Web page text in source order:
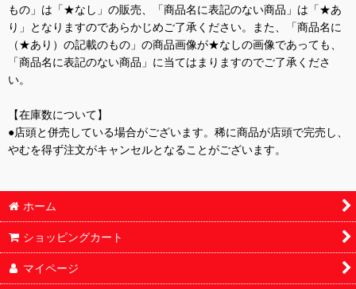
もの」は「★なし」の販売、「商品名に表記のない商品」は「★あ
り」となりますのであらかじめご了承ください。また、「商品名に
（★あり）の記載のもの」の商品画像が★なしの画像であっても、
「商品名に表記のない商品」に当てはまりますのでご了承くださ
い。
【在庫数について】
●店頭と併売している場合がございます。稀に商品が店頭で完売し、
やむを得ず注文がキャンセルとなることがございます。
ホーム
ショッピングカート
マイページ